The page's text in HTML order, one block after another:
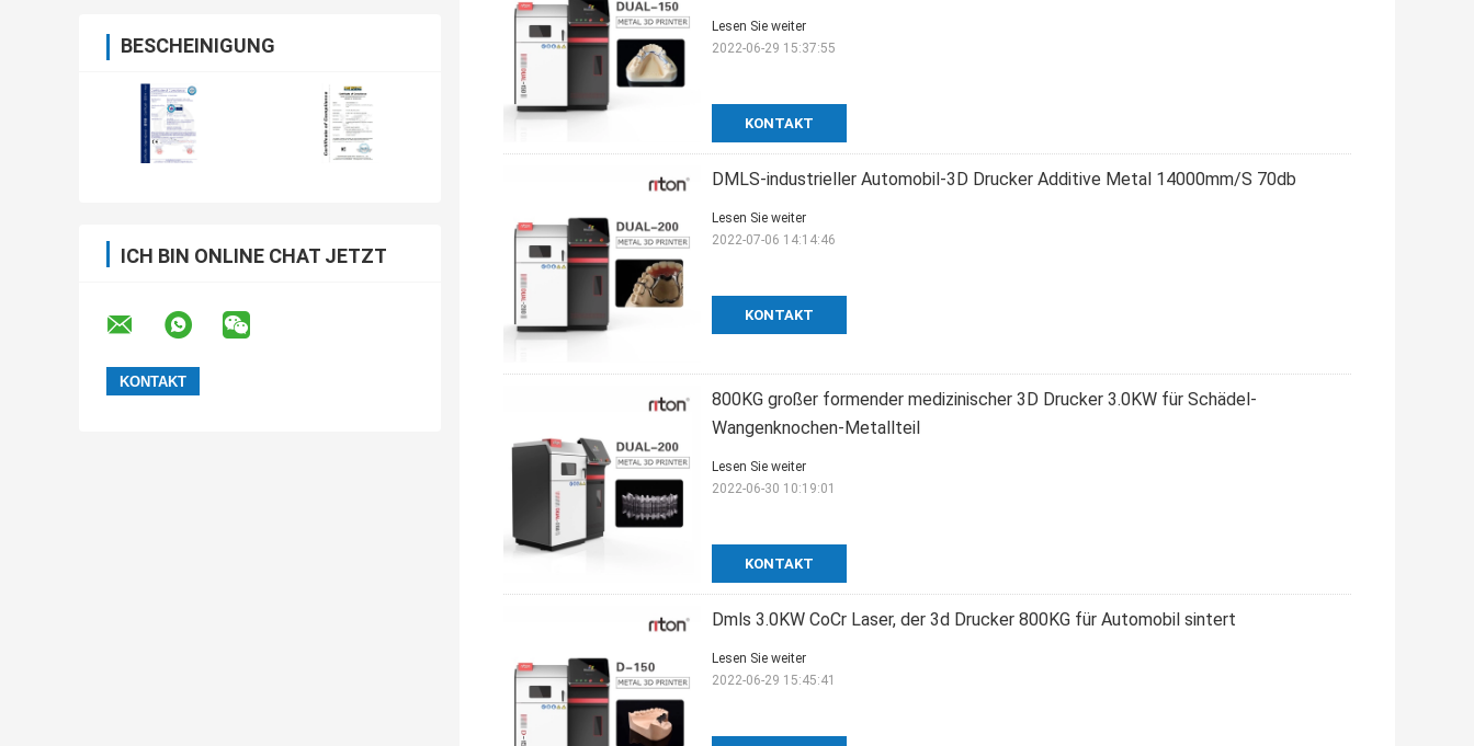
BESCHEINIGUNG
ICH BIN ONLINE CHAT JETZT
KONTAKT
Lesen Sie weiter
2022-06-29 15:37:55
DMLS-industrieller Automobil-3D Drucker Additive Metal 14000mm/S 70db
KONTAKT
Lesen Sie weiter
2022-07-06 14:14:46
800KG großer formender medizinischer 3D Drucker 3.0KW für Schädel-
Wangenknochen-Metallteil
KONTAKT
Lesen Sie weiter
2022-06-30 10:19:01
Dmls 3.0KW CoCr Laser, der 3d Drucker 800KG für Automobil sintert
Lesen Sie weiter
2022-06-29 15:45:41